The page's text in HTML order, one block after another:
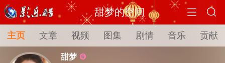
 
甜梦的空间
主页 文章 视频 图集 剧情 音乐 贡献
甜梦 